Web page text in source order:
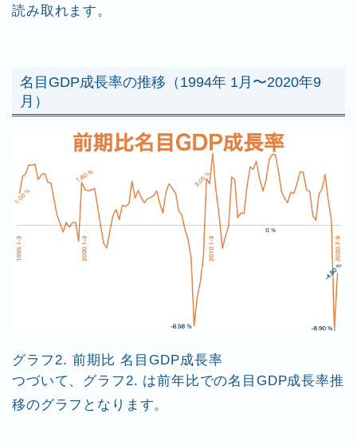
読み取れます。
名目GDP成長率の推移（1994年 1月〜2020年9
月）
グラフ2. 前期比 名目GDP成長率
つづいて、グラフ2. は前年比での名目GDP成長率推
移のグラフとなります。